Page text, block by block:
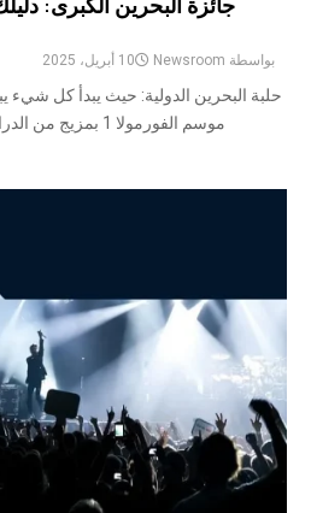
بواسطة Newsroom 10 أبريل، 2025
حلبة البحرين الدولية: حيث يبدأ كل شيء
موسم الفورمولا 1